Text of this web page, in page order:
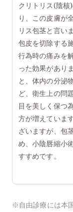
クリトリス(陰核
り、この皮膚が
リス包茎と言い
包皮を切除する
行為時の痛みを
った効果があり
と、体内の分泌
ど、衛生上の問
目を美しく保つ
方が増えていま
ざいますが、包
め、小陰唇縮小
すすめです。
※自由診療には本